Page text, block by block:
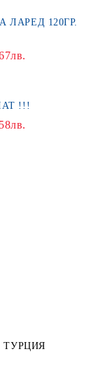
ПАПКА ДЕЛО С ПЛАТ !!!
ТУРЦИЯ